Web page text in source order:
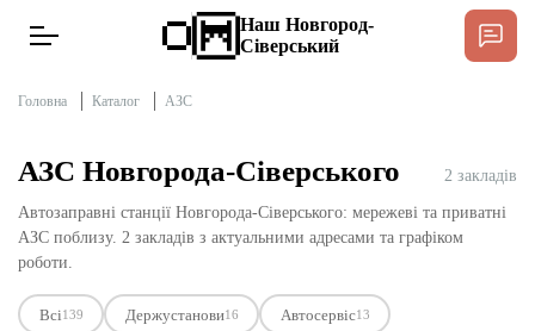
Новини
Інтерв’ю
Тексти
Наш Новгород-
Сіверський
Головна Каталог АЗС
АЗС Новгорода-Сіверського 2 закладів
Автозаправні станції Новгорода-Сіверського: мережеві та приватні
АЗС поблизу. 2 закладів з актуальними адресами та графіком
роботи.
Всі139 Держустанови16 Автосервіс13